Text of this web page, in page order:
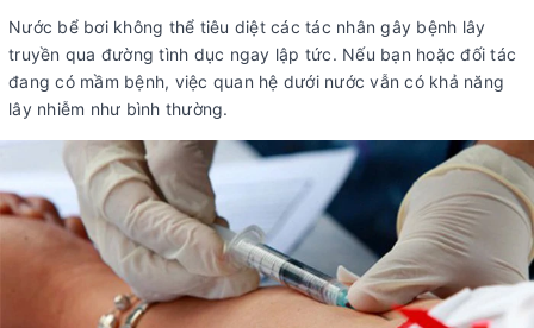
Nước bể bơi không thể tiêu diệt các tác nhân gây bệnh lây
truyền qua đường tình dục ngay lập tức. Nếu bạn hoặc đối tác
đang có mầm bệnh, việc quan hệ dưới nước vẫn có khả năng
lây nhiễm như bình thường.